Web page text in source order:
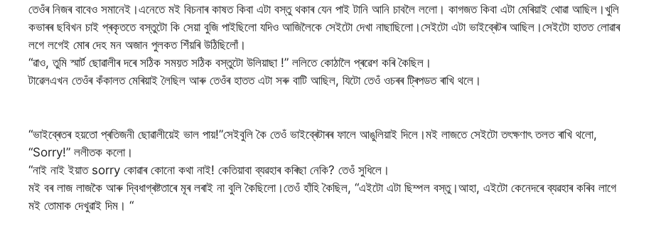
তেওঁৰ নিজৰ বাবেও সমানেই।এনেতে মই বিচনাৰ কাষত কিবা এটা বস্তু থকাৰ যেন পাই টানি আনি চাবলৈ ললো। কাগজত কিবা এটা মেৰিয়াই থোৱা আছিল।খুলি
কভাৰৰ ছবিখন চাই প্ৰকৃততে বস্তুটো কি সেয়া বুজি পাইছিলো যদিও আজিলৈকে সেইটো দেখা নাছাছিলো।সেইটো এটা ভাইব্ৰেটৰ আছিল।সেইটো হাতত লোৱাৰ
লগে লগেই মোৰ দেহ মন অজান পুলকত শিঁয়ৰি উঠিছিলোঁ।
“ৱাও, তুমি স্মাৰ্ট ছোৱালীৰ দৰে সঠিক সময়ত সঠিক বস্তুটো উলিয়াছা !” ললিতে কোঠালৈ প্ৰৱেশ কৰি কৈছিল।
টাৱেল‌এখন তেওঁৰ কঁকালত মেৰিয়াই লৈছিল আৰু তেওঁৰ হাতত এটা সৰু বাটি আছিল, যিটো তেওঁ ওচৰৰ ট্ৰিপডত ৰাখি থলে।
“ভাইব্ৰেতৰ হয়তো প্ৰতিজনী ছোৱালীয়েই ভাল পায়!”সেইবুলি কৈ তেওঁ ভাইব্ৰেটাৰৰ ফালে আঙুলিয়াই দিলে।মই লাজতে সেইটো তৎক্ষণাৎ তলত ৰাখি থলো,
“Sorry!” ললীতক কলো।
“নাই নাই ইয়াত sorry কোৱাৰ কোনো কথা নাই! কেতিয়াবা ব্যৱহাৰ কৰিছা নেকি? তেওঁ সুধিলে।
মই বৰ লাজ লাজকৈ আৰু দ্বিধাগ্ৰষ্টতাৰে মূৰ লৰাই না বুলি কৈছিলো।তেওঁ হাঁহি কৈছিল, “এইটো এটা ছিম্পল বস্তু।আহা, এইটো কেনেদৰে ব্যৱহাৰ কৰিব লাগে
মই তোমাক দেখুৱাই দিম। “